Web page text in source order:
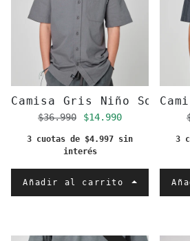
Camisa Gris Niño Solid
Precio regular
$36.990 Precio de oferta
$14.990
3 cuotas de $4.997 sin
interés
Añadir al carrito
3